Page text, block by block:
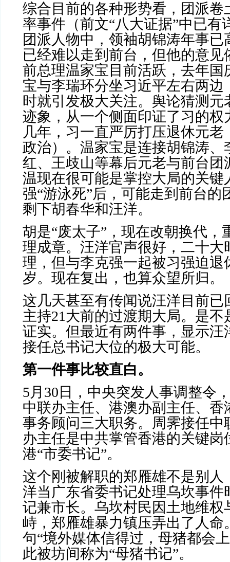
综合目前的各种形势看，团派卷
率事件（前文“八大证据”中已有
团派人物中，领袖胡锦涛年事已
已经难以走到前台，但他的意见
前总理温家宝目前活跃，去年国
宝与李瑞环分坐习近平左右两边
时就引发极大关注。舆论猜测元
迹象，从一个侧面印证了习的权
几年，习一直严厉打压退休元老
政治）。温家宝是连接胡锦涛、
红、王歧山等幕后元老与前台团
温现在很可能是掌控大局的关键
强“游泳死”后，可能走到前台的
剩下胡春华和汪洋。
胡是“废太子”，现在改朝换代，
理成章。汪洋官声很好，二十大
理，但与李克强一起被习强迫退
岁。现在复出，也算众望所归。
这几天甚至有传闻说汪洋目前已
主持21 大前的过渡期大局。是不
证实。但最近有两件事，显示汪
接任总书记大位的极大可能。
第一件事比较直白。
5月 30 日，中央突发人事调整令
中联办主任、港澳办副主任、香
事务顾问三大职务。周霁接任中
办主任是中共掌管香港的关键岗
港“市委书记”。
这个刚被解职的郑雁雄不是别人
洋当广东省委书记处理乌坎事件
记兼市长。乌坎村民因土地维权
峙，郑雁雄暴力镇压弄出了人命
句“境外媒体信得过，母猪都会
此被坊间称为“母猪书记”。